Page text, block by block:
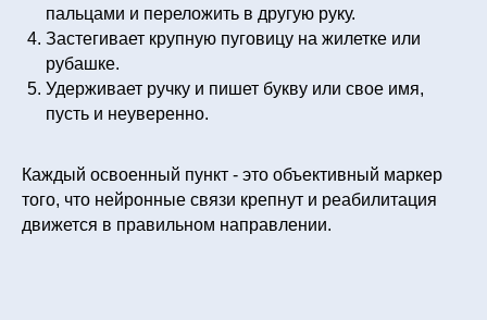
пальцами и переложить в другую руку.
Застегивает крупную пуговицу на жилетке или
рубашке.
Удерживает ручку и пишет букву или свое имя,
пусть и неуверенно.
Каждый освоенный пункт - это объективный маркер
того, что нейронные связи крепнут и реабилитация
движется в правильном направлении.